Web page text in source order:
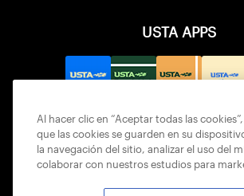
USTA APPS
Al hacer clic en “Aceptar todas las
que las cookies se guarden en su
la navegación del sitio, analizar el uso del
colaborar con nuestros estudios para